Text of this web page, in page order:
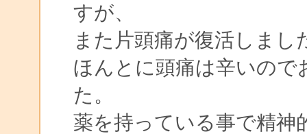
すが、
また片頭痛が復活しまし
ほんとに頭痛は辛いの
た。
薬を持っている事で精神